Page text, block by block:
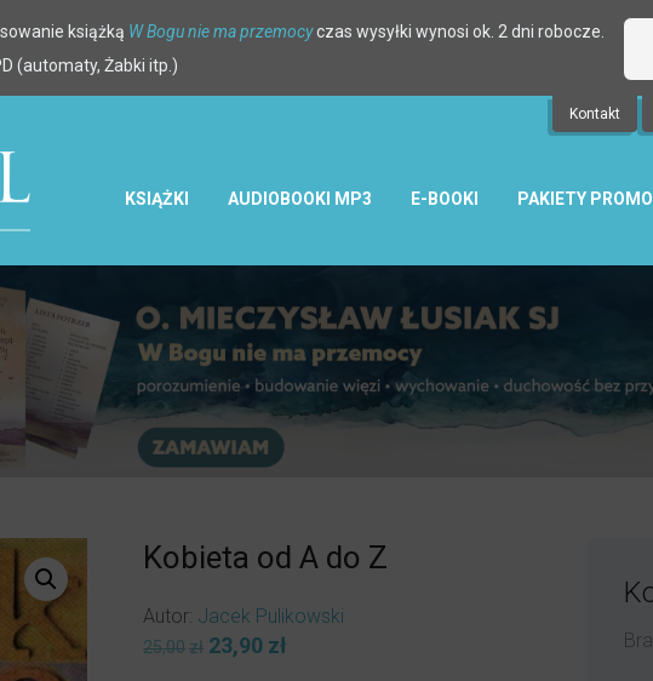
książką W Bogu nie ma przemocyczas wysyłki wynosi ok. 2 dni robocze.
(automaty, Żabki itp.)
Kontakt
KSIĄŻKI AUDIOBOOKI MP3 E-BOOKI PAKIETY
Kobieta od A do Z
Autor: Jacek Pulikowski
25,00zł Pierwotna
23,90 złAktualna